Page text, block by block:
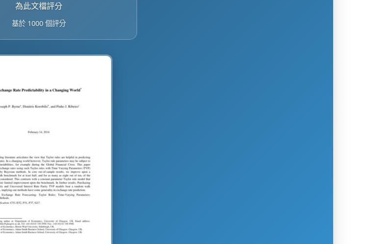
為此文檔評分
基於 1000 個評分